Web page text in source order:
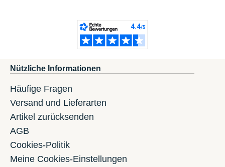
Nützliche Informationen
Häufige Fragen
Versand und Lieferarten
Artikel zurücksenden
AGB
Cookies-Politik
Meine Cookies-Einstellungen